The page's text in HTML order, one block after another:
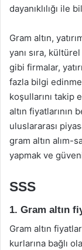
dayanıklılığı ile
Gram altın,
yanı sıra,
gibi firmalar,
fazla bilgi
koşullarını takip
altın fiyatlarının
uluslararası
gram altın alım-
yapmak ve
SSS
1. Gram altın
Gram altın
kurlarına bağlı